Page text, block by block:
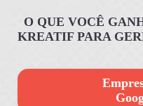
O QUE VOCÊ
KREATIF PARA